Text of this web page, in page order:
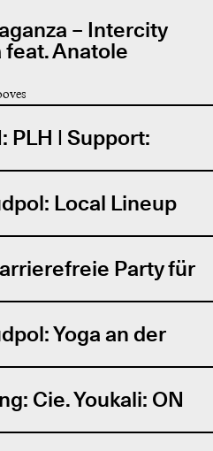
– Intercity
feat. Anatole
PLH | Support:
Local Lineup
Party für
Yoga an der
Cie. Youkali: ON